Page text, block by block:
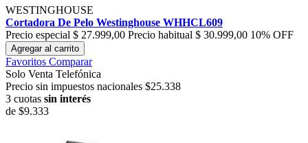
WESTINGHOUSE
Cortadora De Pelo Westinghouse WHHCL609
Precio especial $ 27.999,00 Precio habitual $ 30.999,00 10% OFF
Agregar al carrito
Favoritos Comparar
Solo Venta Telefónica
Precio sin impuestos nacionales $25.338
3 cuotas sin interés
de $9.333